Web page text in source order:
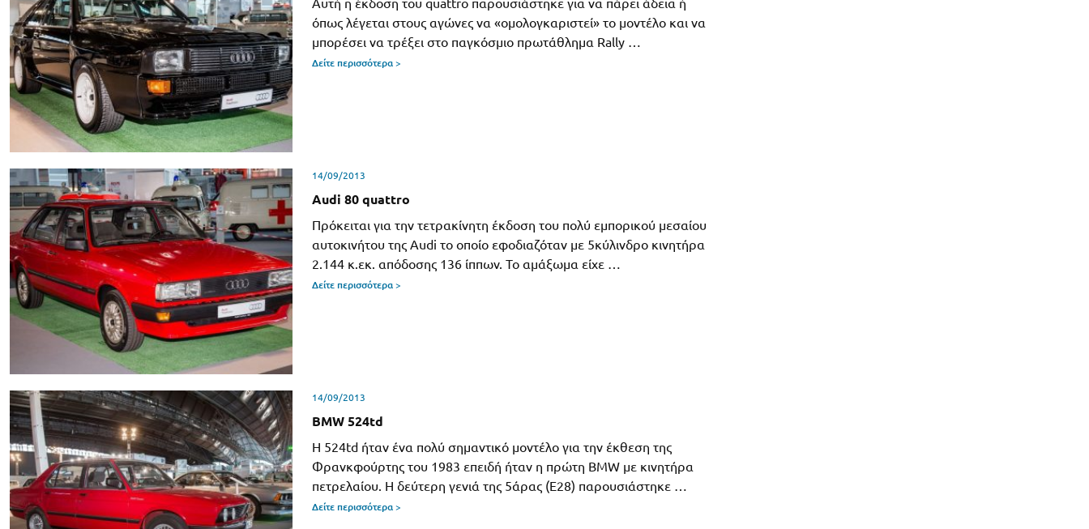
Aυτή η έκδοση του quattro παρουσιάστηκε για να πάρει άδεια ή
όπως λέγεται στους αγώνες να «ομολογκαριστεί» το μοντέλο και να
μπορέσει να τρέξει στο παγκόσμιο πρωτάθλημα Rally …
Δείτε περισσότερα >
14/09/2013
Audi 80 quattro
Πρόκειται για την τετρακίνητη έκδοση του πολύ εμπορικού μεσαίου
αυτοκινήτου της Audi το οποίο εφοδιαζόταν με 5κύλινδρο κινητήρα
2.144 κ.εκ. απόδοσης 136 ίππων. Το αμάξωμα είχε …
Δείτε περισσότερα >
14/09/2013
BMW 524td
Η 524td ήταν ένα πολύ σημαντικό μοντέλο για την έκθεση της
Φρανκφούρτης του 1983 επειδή ήταν η πρώτη BMW με κινητήρα
πετρελαίου. Η δεύτερη γενιά της 5άρας (Ε28) παρουσιάστηκε …
Δείτε περισσότερα >